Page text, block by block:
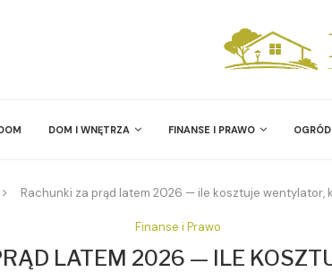
DOM I WNĘTRZA FINANSE I PRAWO OGRÓD
Rachunki za prąd latem 2026 — ile kosztuje wentylator,
Finanse i Prawo
LATEM 2026 — ILE